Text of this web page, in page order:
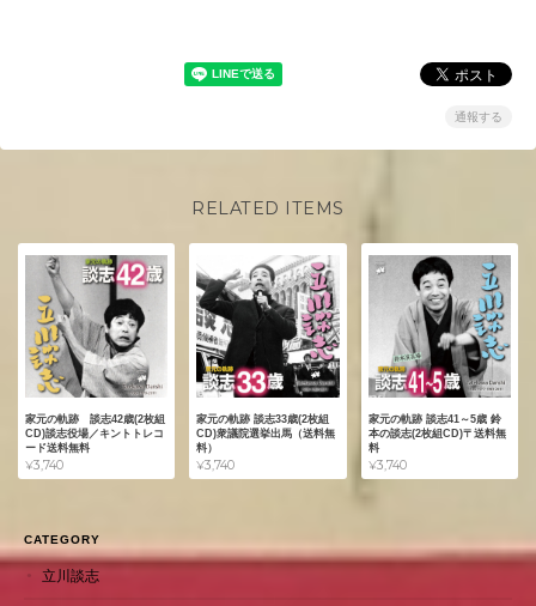
通報する
RELATED ITEMS
家元の軌跡 談志42歳(2枚組
CD)談志役場／キントトレコ
ード送料無料
¥3,740
家元の軌跡 談志33歳(2枚組
CD)衆議院選挙出馬（送料無
料）
¥3,740
家元の軌跡 談志41～5歳 鈴
本の談志(2枚組CD)〒送料無
料
¥3,740
CATEGORY
立川談志